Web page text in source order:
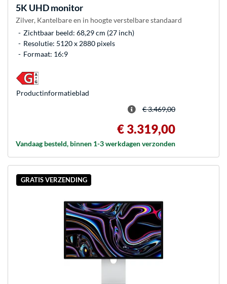
5K UHD monitor
Zilver, Kantelbare en in hoogte verstelbare standaard
Zichtbaar beeld: 68,29 cm (27 inch)
Resolutie: 5120 x 2880 pixels
Formaat: 16:9
€ 3.469,00
€ 3.319,00
Vandaag besteld, binnen 1-3 werkdagen verzonden
Product­informatieblad
GRATIS VERZENDING